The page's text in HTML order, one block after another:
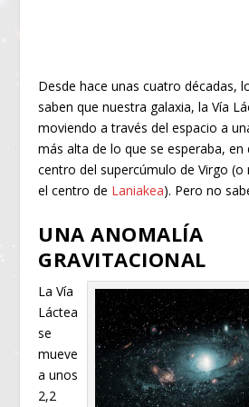
Desde hace unas cuatro décadas,
saben que nuestra galaxia, la Vía
moviendo a través del espacio a
más alta de lo que se esperaba, en
centro del supercúmulo de Virgo
el centro de Laniakea). Pero no
UNA ANOMALÍA
GRAVITACIONAL
La Vía
Láctea
se
mueve
a unos
2,2